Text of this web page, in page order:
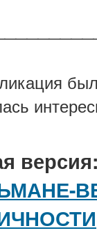
версия: